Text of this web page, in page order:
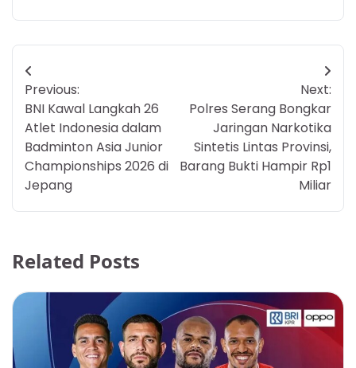
Post
navigation
Previous:
BNI Kawal Langkah 26
Atlet Indonesia dalam
Badminton Asia Junior
Championships 2026 di
Jepang
Next:
Polres Serang Bongkar
Jaringan Narkotika
Sintetis Lintas Provinsi,
Barang Bukti Hampir Rp1
Miliar
Related Posts